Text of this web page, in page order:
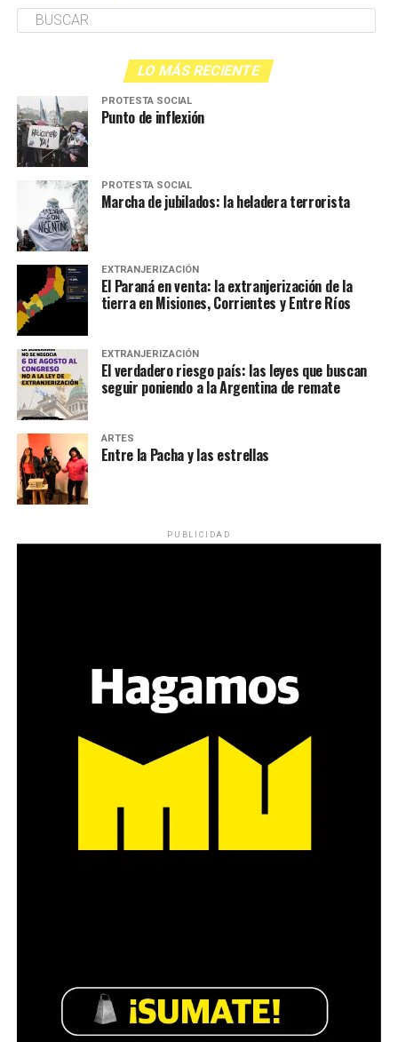
LO MÁS RECIENTE
PROTESTA SOCIAL
Punto de inflexión
PROTESTA SOCIAL
Marcha de jubilados: la heladera terrorista
EXTRANJERIZACIÓN
El Paraná en venta: la extranjerización de la
tierra en Misiones, Corrientes y Entre Ríos
EXTRANJERIZACIÓN
El verdadero riesgo país: las leyes que buscan
seguir poniendo a la Argentina de remate
ARTES
Entre la Pacha y las estrellas
PUBLICIDAD